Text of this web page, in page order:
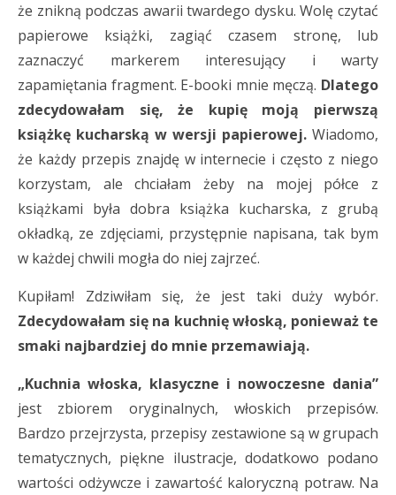
że znikną podczas awarii twardego dysku. Wolę czytać
papierowe książki, zagiąć czasem stronę, lub
zaznaczyć markerem interesujący i warty
zapamiętania fragment. E-booki mnie męczą. Dlatego
zdecydowałam się, że kupię moją pierwszą
książkę kucharską w wersji papierowej. Wiadomo,
że każdy przepis znajdę w internecie i często z niego
korzystam, ale chciałam żeby na mojej półce z
książkami była dobra książka kucharska, z grubą
okładką, ze zdjęciami, przystępnie napisana, tak bym
w każdej chwili mogła do niej zajrzeć.
Kupiłam! Zdziwiłam się, że jest taki duży wybór.
Zdecydowałam się na kuchnię włoską, ponieważ te
smaki najbardziej do mnie przemawiają.
„Kuchnia włoska, klasyczne i nowoczesne dania”
jest zbiorem oryginalnych, włoskich przepisów.
Bardzo przejrzysta, przepisy zestawione są w grupach
tematycznych, piękne ilustracje, dodatkowo podano
wartości odżywcze i zawartość kaloryczną potraw. Na